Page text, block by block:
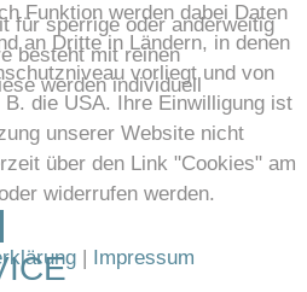
für sperrige oder anderweitig
besteht mit reinen
werden individuell
Funktion werden dabei Daten
an Dritte in Ländern, in denen
vorliegt und von
die USA. Ihre Einwilligung ist
unserer Website nicht
über den Link "Cookies" am
widerrufen werden.
| Impressum